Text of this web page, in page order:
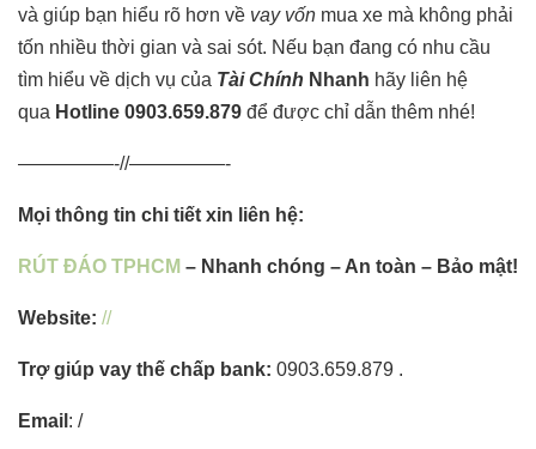
và giúp bạn hiểu rõ hơn về vay vốn mua xe mà không phải
tốn nhiều thời gian và sai sót. Nếu bạn đang có nhu cầu
tìm hiểu về dịch vụ của Tài Chính Nhanh hãy liên hệ
qua Hotline 0903.659.879 để được chỉ dẫn thêm nhé!
—————-//—————-
Mọi thông tin chi tiết xin liên hệ:
RÚT ĐÁO TPHCM – Nhanh chóng – An toàn – Bảo mật!
Website: //
Trợ giúp vay thế chấp bank: 0903.659.879 .
Email : /